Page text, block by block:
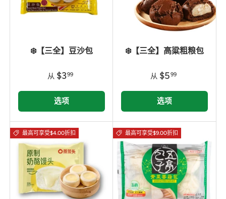
❄️【三全】豆沙包
从 $399
选项
❄️【三全】高粱粗粮包
从 $599
选项
最高可享受$4.00折扣 最高可享受$9.00折扣